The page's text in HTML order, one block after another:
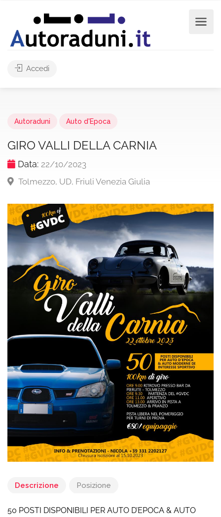
Accedi
Autoraduni Auto d'Epoca
GIRO VALLI DELLA CARNIA
Data: 22/10/2023
Tolmezzo, UD, Friuli Venezia Giulia
Descrizione Posizione
50 POSTI DISPONIBILI PER AUTO D’EPOCA & AUTO